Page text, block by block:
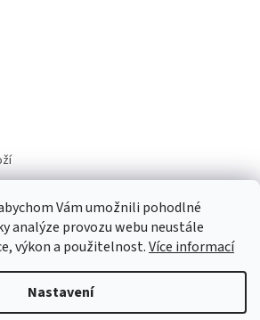
Vám umožnili pohodlné
analýze provozu webu neustále
výkon a použitelnost.Více informací
Nastavení